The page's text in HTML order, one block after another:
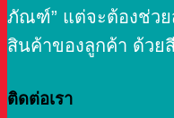
ภัณฑ์” แต่จะต้องช่วย
สินค้าของลูกค้า ด้วย
ติดต่อเรา